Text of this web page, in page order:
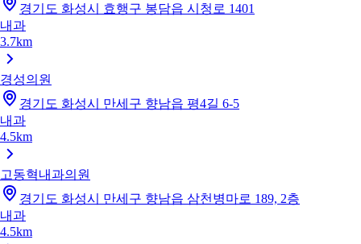
경기도 화성시 효행구 봉담읍 시청로 1401
내과
3.7km
경성의원
경기도 화성시 만세구 향남읍 평4길 6-5
내과
4.5km
고동혁내과의원
경기도 화성시 만세구 향남읍 삼천병마로 189, 2층
내과
4.5km